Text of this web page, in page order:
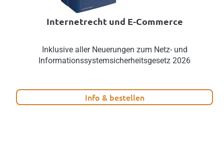
Internetrecht und E-Commerce
Inklusive aller Neuerungen zum Netz- und
Informationssystemsicherheitsgesetz 2026
Info & bestellen